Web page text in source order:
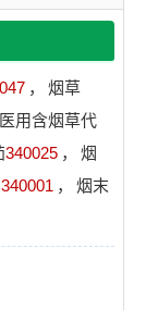
，
烟草
用含烟草代
340025 ，
烟
，
烟末